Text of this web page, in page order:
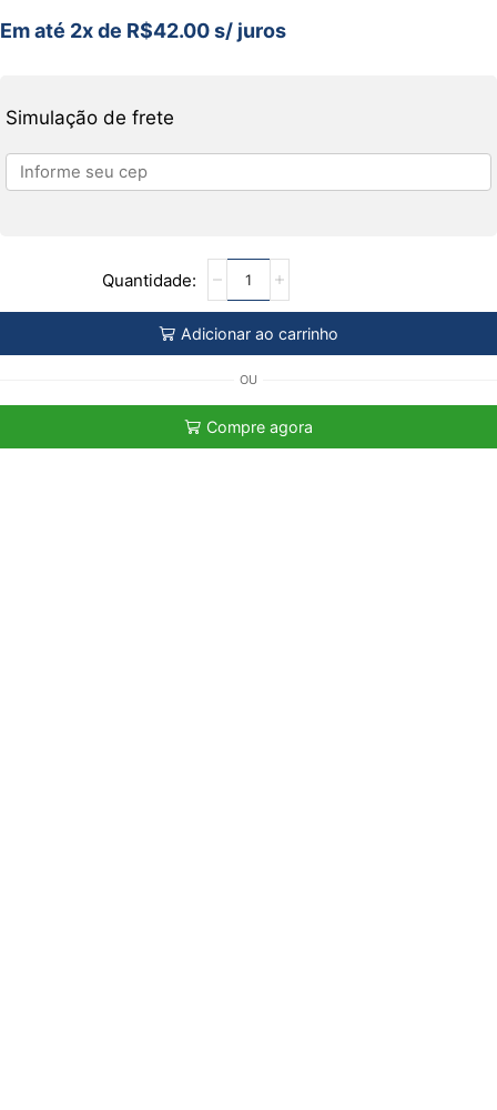
Em até 2x de R$42.00s/ juros
Simulação de frete
Adicionar ao carrinho
OU
Compre agora